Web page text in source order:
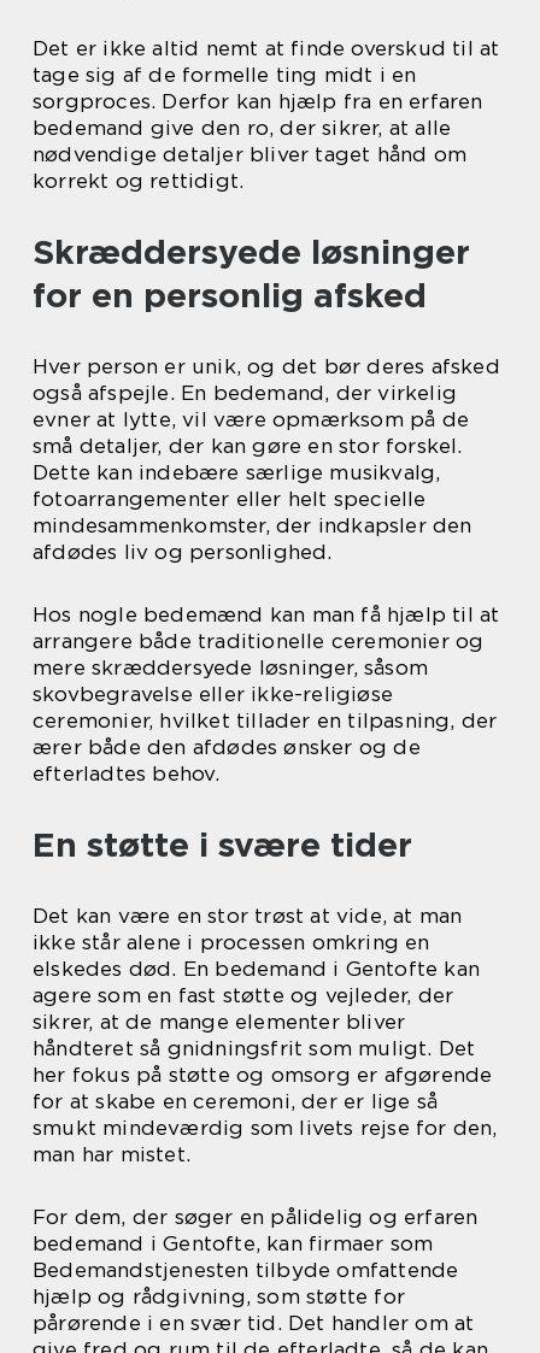
Det er ikke altid nemt at finde overskud til at
tage sig af de formelle ting midt i en
sorgproces. Derfor kan hjælp fra en erfaren
bedemand give den ro, der sikrer, at alle
nødvendige detaljer bliver taget hånd om
korrekt og rettidigt.
Skræddersyede løsninger
for en personlig afsked
Hver person er unik, og det bør deres afsked
også afspejle. En bedemand, der virkelig
evner at lytte, vil være opmærksom på de
små detaljer, der kan gøre en stor forskel.
Dette kan indebære særlige musikvalg,
fotoarrangementer eller helt specielle
mindesammenkomster, der indkapsler den
afdødes liv og personlighed.
Hos nogle bedemænd kan man få hjælp til at
arrangere både traditionelle ceremonier og
mere skræddersyede løsninger, såsom
skovbegravelse eller ikke-religiøse
ceremonier, hvilket tillader en tilpasning, der
ærer både den afdødes ønsker og de
efterladtes behov.
En støtte i svære tider
Det kan være en stor trøst at vide, at man
ikke står alene i processen omkring en
elskedes død. En bedemand i Gentofte kan
agere som en fast støtte og vejleder, der
sikrer, at de mange elementer bliver
håndteret så gnidningsfrit som muligt. Det
her fokus på støtte og omsorg er afgørende
for at skabe en ceremoni, der er lige så
smukt mindeværdig som livets rejse for den,
man har mistet.
For dem, der søger en pålidelig og erfaren
bedemand i Gentofte, kan firmaer som
Bedemandstjenesten tilbyde omfattende
hjælp og rådgivning, som støtte for
pårørende i en svær tid. Det handler om at